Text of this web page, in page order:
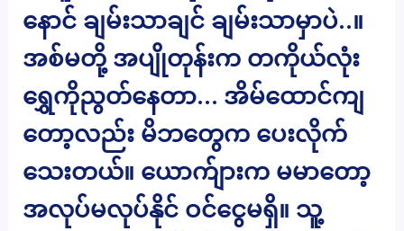
နောင် ချမ်းသာချင် ချမ်းသာမှာပဲ..။
အစ်မတို့ အပျိုတုန်းက တကိုယ်လုံး
ရွှေကိုညွတ်နေတာ… အိမ်ထောင်ကျ
တော့လည်း မိဘတွေက ပေးလိုက်
သေးတယ်။ ယောက်ျားက မမာတော့
အလုပ်မလုပ်နိုင် ဝင်ငွေမရှိ။ သူ့